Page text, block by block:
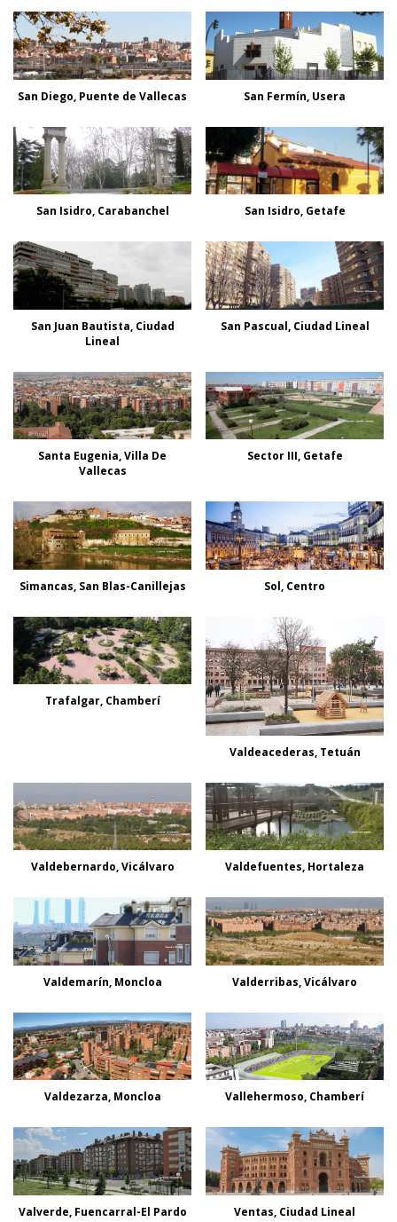
San Diego, Puente de Vallecas San Fermín, Usera
San Isidro, Carabanchel San Isidro, Getafe
San Juan Bautista, Ciudad
Lineal
San Pascual, Ciudad Lineal
Santa Eugenia, Villa De
Vallecas
Sector III, Getafe
Simancas, San Blas-Canillejas Sol, Centro
Trafalgar, Chamberí
Valdeacederas, Tetuán
Valdebernardo, Vicálvaro Valdefuentes, Hortaleza
Valdemarín, Moncloa Valderribas, Vicálvaro
Valdezarza, Moncloa Vallehermoso, Chamberí
Valverde, Fuencarral-El Pardo Ventas, Ciudad Lineal